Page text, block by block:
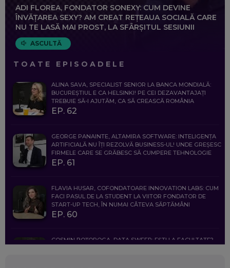
ADI FLOREA, FONDATOR SONEXY: CUM DEVINE
ÎNVĂȚAREA SEXY? AM CREAT REȚEAUA SOCIALĂ CARE
NU TE LASĂ MAI PROST, LA SFÂRȘITUL SESIUNII
ASCULTĂ
TOATE EPISOADELE
ALINA SAVA, SPECIALIST SENIOR LA BANCA MONDIALĂ:
BUCUREȘTIUL E CA HELSINKI! PE CEI DEZAVANTAJAȚI
TREBUIE SĂ-I AJUTĂM, CA SĂ CREASCĂ ROMÂNIA
EP. 62
GEORGE PANAINTE, ALTAMIRA SOFTWARE: INTELIGENȚA
ARTIFICIALĂ NU ÎȚI REZOLVĂ BUSINESS-UL! UNDE GREȘESC
FIRMELE CARE SE GRĂBESC SĂ CUMPERE TEHNOLOGIE
EP. 61
FLAVIA HUSAR, COFONDATOARE INNOVATION LABS: CUM
FACI PASUL DE LA STUDENT LA VIITOR FONDATOR DE
START-UP TECH, ÎN NUMAI CÂTEVA SĂPTĂMÂNI
EP. 60
COSMIN BOȚOROGA, DATA SWEEP: EȘTI LA FACULTATE?